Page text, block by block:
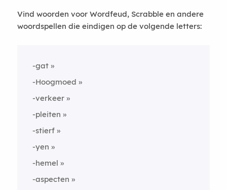
Vind woorden voor Wordfeud, Scrabble en andere
woordspellen die eindigen op de volgende letters:
-gat
-Hoogmoed
-verkeer
-pleiten
-stierf
-yen
-hemel
-aspecten